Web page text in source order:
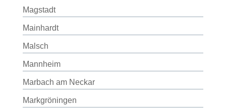
Magstadt
Mainhardt
Malsch
Mannheim
Marbach am Neckar
Markgröningen